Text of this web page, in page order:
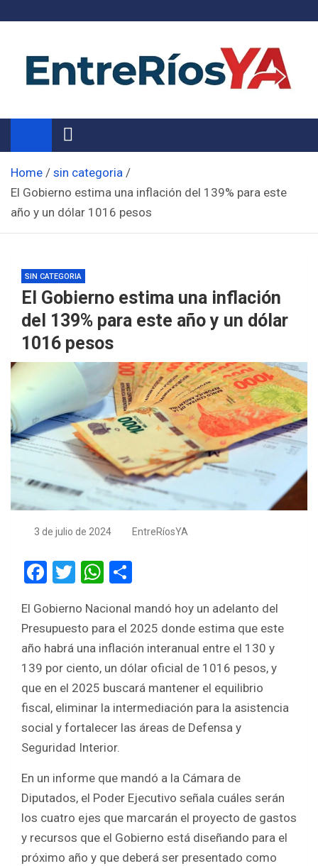
Noticias de Entre Ríos
Información de toda la provincia ahora
Home
sin categoria
El Gobierno estima una inflación del 139% para este
año y un dólar 1016 pesos
SIN CATEGORIA
El Gobierno estima una inflación
del 139% para este año y un dólar
1016 pesos
3 de julio de 2024 EntreRíosYA
F
ce
b
o
o
k
T
tt
er
W
at
s
A
p
p
ar
e
El Gobierno Nacional mandó hoy un adelanto del
Presupuesto para el 2025 donde estima que este
año habrá una inflación interanual entre el 130 y
139 por ciento, un dólar oficial de 1016 pesos, y
que en el 2025 buscará mantener el equilibrio
fiscal, eliminar la intermediación para la asistencia
social y fortalecer las áreas de Defensa y
Seguridad Interior.
En un informe que mandó a la Cámara de
Diputados, el Poder Ejecutivo señala cuáles serán
los cuatro ejes que marcarán el proyecto de gastos
y recursos que el Gobierno está diseñando para el
próximo año y que deberá ser presentado como